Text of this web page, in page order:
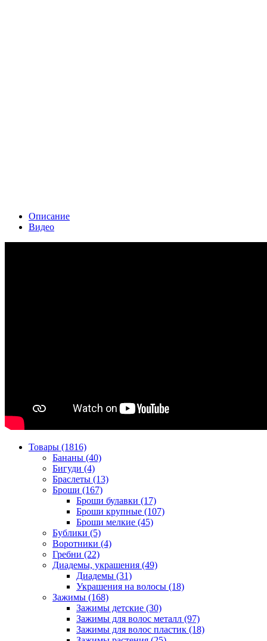
Описание
Видео
Товары (1816)
Бананы (40)
Бигуди (4)
Браслеты (13)
Броши (167)
Броши булавки (17)
Броши крупные (107)
Броши мелкие (45)
Бублики (5)
Воротники (4)
Гребни (22)
Диадемы, украшения (49)
Диадемы (31)
Украшения на волосы (18)
Зажимы (168)
Зажимы детские (30)
Зажимы для волос металл (97)
Зажимы для волос пластик (18)